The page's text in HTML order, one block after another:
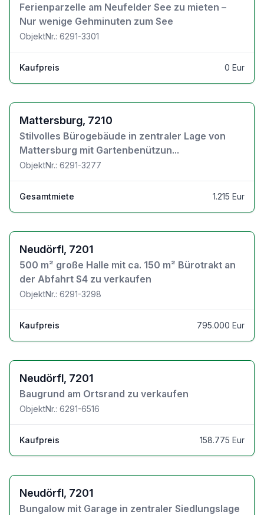
Ferienparzelle am Neufelder See zu mieten –
Nur wenige Gehminuten zum See
ObjektNr.: 6291-3301
Kaufpreis 0 Eur
Zu den Objektdetails
Mattersburg, 7210
Stilvolles Bürogebäude in zentraler Lage von
Mattersburg mit Gartenbenützun...
ObjektNr.: 6291-3277
Gesamtmiete 1.215 Eur
Zu den Objektdetails
Neudörfl, 7201
500 m² große Halle mit ca. 150 m² Bürotrakt an
der Abfahrt S4 zu verkaufen
ObjektNr.: 6291-3298
Kaufpreis 795.000 Eur
Zu den Objektdetails
Neudörfl, 7201
Baugrund am Ortsrand zu verkaufen
ObjektNr.: 6291-6516
Kaufpreis 158.775 Eur
Zu den Objektdetails
Neudörfl, 7201
Bungalow mit Garage in zentraler Siedlungslage